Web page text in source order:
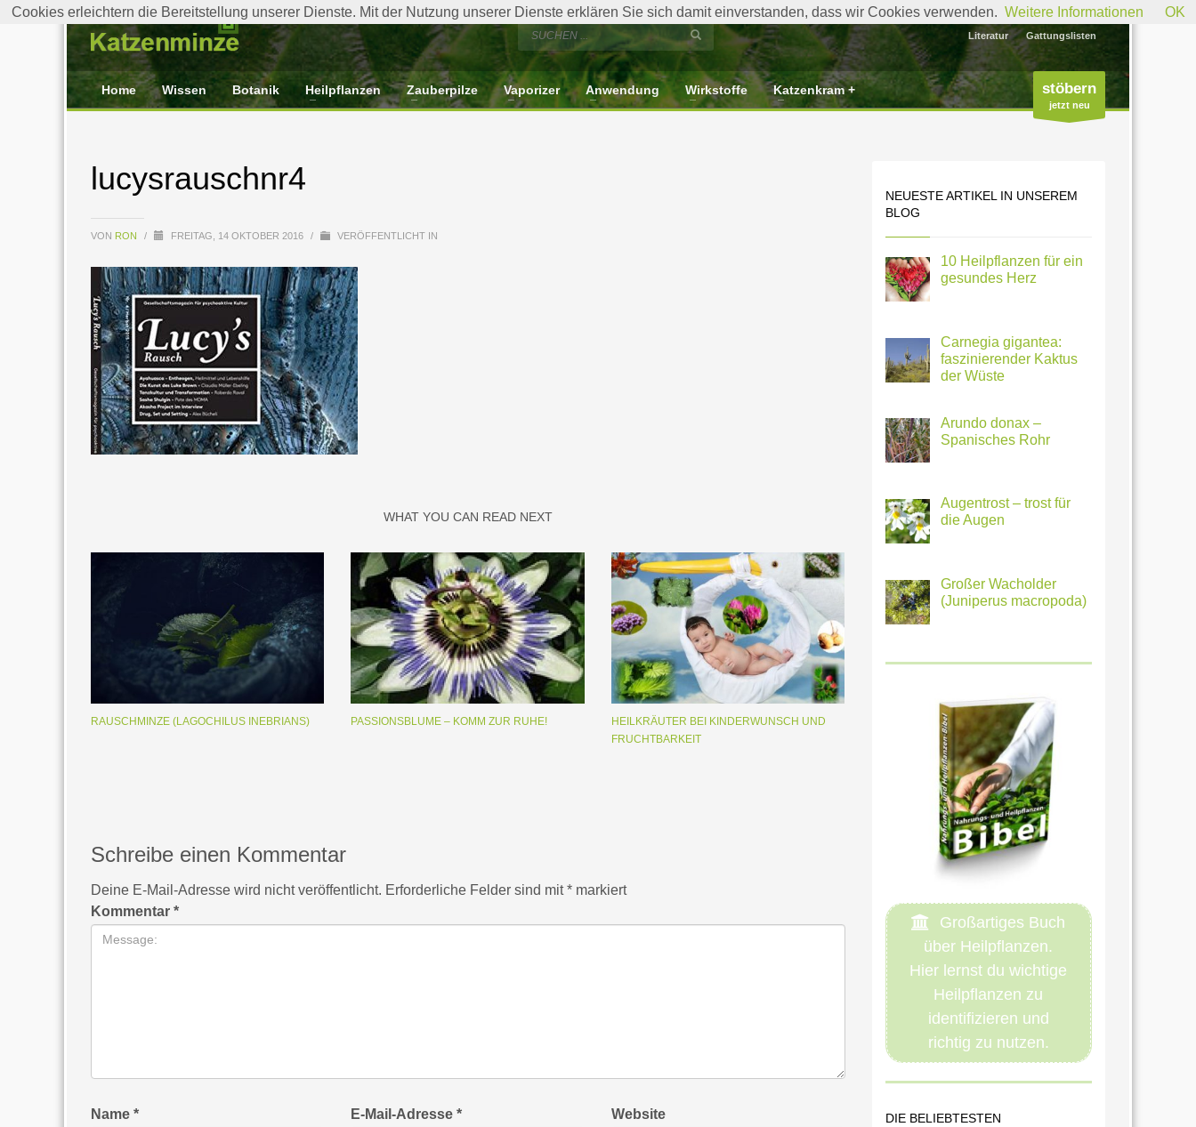
Literatur Gattungslisten
Home Wissen Botanik Heilpflanzen Zauberpilze Vaporizer Anwendung Wirkstoffe Katzenkram + stöbern
jetzt neu
lucysrauschnr4
VON RON / FREITAG, 14 OKTOBER 2016 / VERÖFFENTLICHT IN
WHAT YOU CAN READ NEXT
RAUSCHMINZE (LAGOCHILUS INEBRIANS) PASSIONSBLUME – KOMM ZUR RUHE!
HEILKRÄUTER BEI KINDERWUNSCH UND
FRUCHTBARKEIT
Schreibe einen Kommentar
Deine E-Mail-Adresse wird nicht veröffentlicht. Erforderliche Felder sind mit* markiert
Kommentar *
Name * E-Mail-Adresse* Website
NEUESTE ARTIKEL IN UNSEREM
BLOG
10 Heilpflanzen für ein
gesundes Herz
Carnegia gigantea:
faszinierender Kaktus
der Wüste
Arundo donax –
Spanisches Rohr
Augentrost – trost für
die Augen
Großer Wacholder
(Juniperus macropoda)
Großartiges Buch
über Heilpflanzen.
Hier lernst du wichtige
Heilpflanzen zu
identifizieren und
richtig zu nutzen.
DIE BELIEBTESTEN
Cookies erleichtern die Bereitstellung unserer Dienste. Mit der Nutzung unserer Dienste erklären Sie sich damit einverstanden, dass wir Cookies verwenden. Weitere Informationen OK